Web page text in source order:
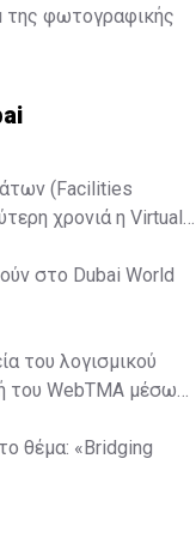
της φωτογραφικής
(Facilities
χρονιά η Virtual
στο Dubai World
του λογισμικού
του WebTMA μέσω
θέμα: «Bridging